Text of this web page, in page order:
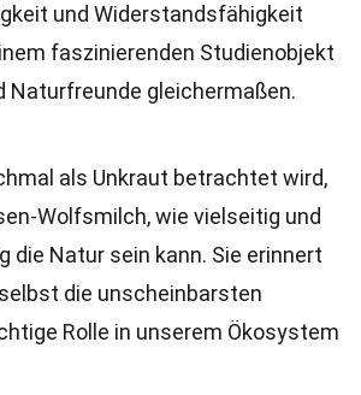
und Widerstandsfähigkeit
faszinierenden Studienobjekt
Naturfreunde gleichermaßen.
als Unkraut betrachtet wird,
Wolfsmilch, wie vielseitig und
die Natur sein kann. Sie erinnert
die unscheinbarsten
Rolle in unserem Ökosystem